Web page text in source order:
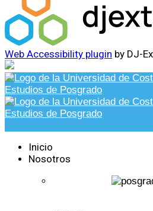
Web Accessibility plugin by DJ-
Inicio
Nosotros